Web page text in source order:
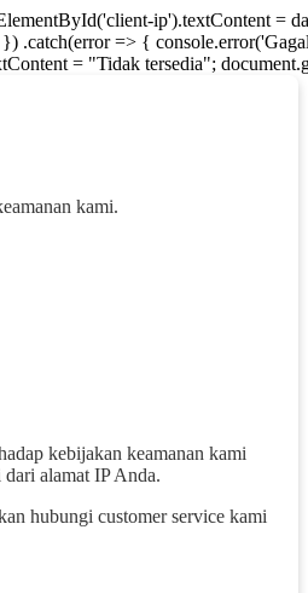
ip').textContent =
.catch(error => {
= "Tidak tersedia";
kami.
kebijakan keamanan kami
alamat IP Anda.
hubungi customer service kami